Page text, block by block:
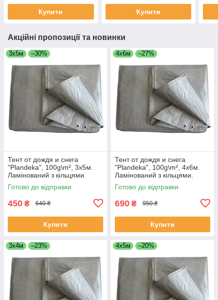
Купити Купити
Акційні пропозиції та новинки
3х5м –30%
Тент от дождя и снега
"Plandeka", 100g\m², 3х5м.
Ламінований з кільцями.
Пологи.
Готово до відправки
450 ₴ 640 ₴
Купити
4х6м –27%
Тент от дождя и снега
"Plandeka", 100g\m², 4х6м.
Ламінований з кільцями.
Пологи.
Готово до відправки
690 ₴ 950 ₴
Купити
3х4м –23% 4х5м –20%